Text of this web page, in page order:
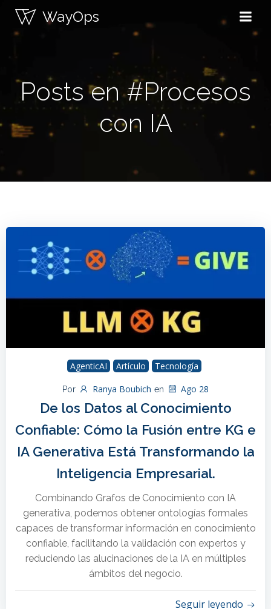
contenido
WayOps
Posts en #Procesos
con IA
AgenticAI Artículo Tecnología
Por Ranya Boubich en Ago 28
De los Datos al Conocimiento
Confiable: Cómo la Fusión entre KG e
IA Generativa Está Transformando la
Inteligencia Empresarial.
Combinando Grafos de Conocimiento con IA
generativa, podemos obtener ontologías formales
capaces de transformar información en conocimiento
confiable, facilitando la validación con expertos y
reduciendo las alucinaciones de la IA en múltiples
ámbitos del negocio.
Seguir leyendo